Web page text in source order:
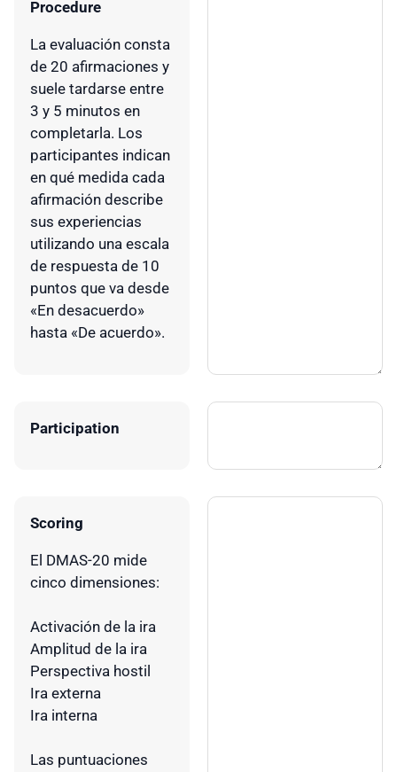
Procedure
La evaluación consta
de 20 afirmaciones y
suele tardarse entre
3 y 5 minutos en
completarla. Los
participantes indican
en qué medida cada
afirmación describe
sus experiencias
utilizando una escala
de respuesta de 10
puntos que va desde
«En desacuerdo»
hasta «De acuerdo».
Participation
Scoring
El DMAS-20 mide
cinco dimensiones:
Activación de la ira
Amplitud de la ira
Perspectiva hostil
Ira externa
Ira interna
Las puntuaciones